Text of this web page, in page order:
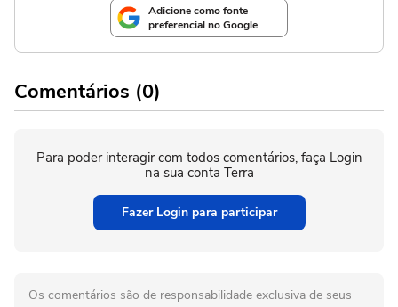
Adicione como fonte
preferencial no Google
Comentários (0)
Para poder interagir com todos comentários, faça Login
na sua conta Terra
Fazer Login para participar
Os comentários são de responsabilidade exclusiva de seus